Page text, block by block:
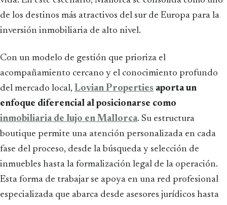
de los destinos más atractivos del sur de Europa para la
inversión inmobiliaria de alto nivel.
Con un modelo de gestión que prioriza el
acompañamiento cercano y el conocimiento profundo
del mercado local, Lovian Properties aporta un
enfoque diferencial al posicionarse como
inmobiliaria de lujo en Mallorca. Su estructura
boutique permite una atención personalizada en cada
fase del proceso, desde la búsqueda y selección de
inmuebles hasta la formalización legal de la operación.
Esta forma de trabajar se apoya en una red profesional
especializada que abarca desde asesores jurídicos hasta